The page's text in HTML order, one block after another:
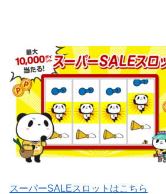
スーパーSALEスロットはこちら